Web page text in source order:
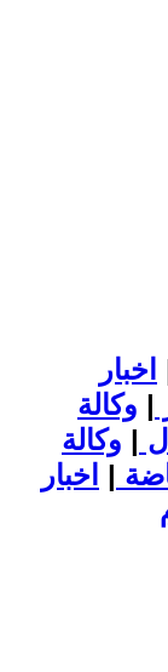
اخبار
| وكالة
| وكالة
| اخبار